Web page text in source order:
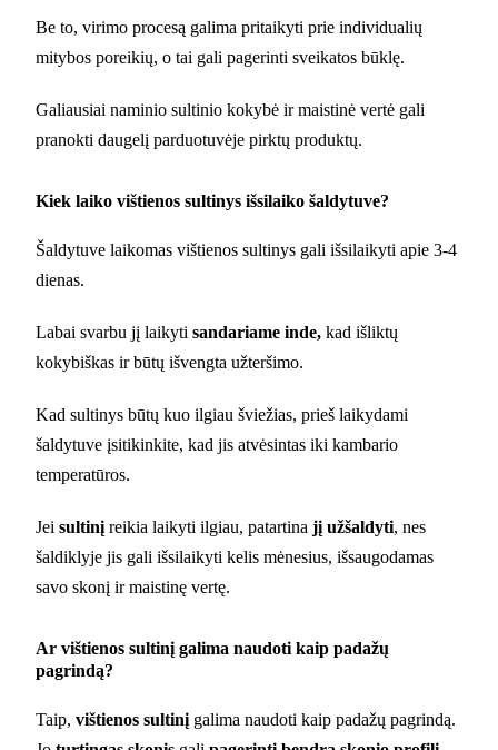
Be to, virimo procesą galima pritaikyti prie individualių
mitybos poreikių, o tai gali pagerinti sveikatos būklę.
Galiausiai naminio sultinio kokybė ir maistinė vertė gali
pranokti daugelį parduotuvėje pirktų produktų.
Kiek laiko vištienos sultinys išsilaiko šaldytuve?
Šaldytuve laikomas vištienos sultinys gali išsilaikyti apie 3-4
dienas.
Labai svarbu jį laikyti sandariame inde, kad išliktų
kokybiškas ir būtų išvengta užteršimo.
Kad sultinys būtų kuo ilgiau šviežias, prieš laikydami
šaldytuve įsitikinkite, kad jis atvėsintas iki kambario
temperatūros.
Jei sultinį reikia laikyti ilgiau, patartina jį užšaldyti, nes
šaldiklyje jis gali išsilaikyti kelis mėnesius, išsaugodamas
savo skonį ir maistinę vertę.
Ar vištienos sultinį galima naudoti kaip padažų
pagrindą?
Taip, vištienos sultinį galima naudoti kaip padažų pagrindą.